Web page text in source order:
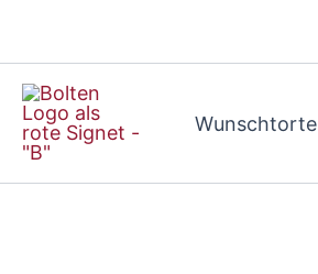
springen
Wunschtorte